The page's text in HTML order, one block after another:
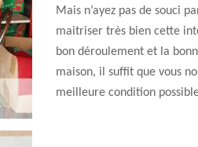
Mais n’ayez pas de souci
maitriser très bien cette
bon déroulement et la
maison, il suffit que vous
meilleure condition